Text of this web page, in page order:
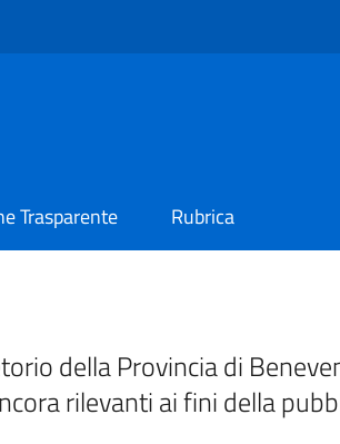
Trasparente Rubrica
della Provincia di
rilevanti ai fini della